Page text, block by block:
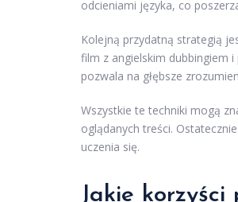
odcieniami języka, co
Kolejną przydatną strategią
film z angielskim dubbingiem
pozwala na głębsze
Wszystkie te techniki mogą
oglądanych treści.
uczenia się.
Jakie